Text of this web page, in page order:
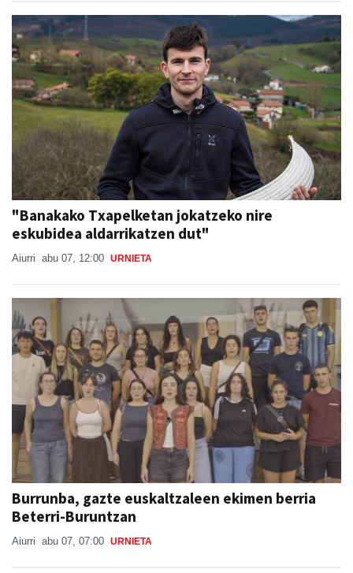
"Banakako Txapelketan jokatzeko nire
eskubidea aldarrikatzen dut"
Aiurri abu 07, 12:00 URNIETA
Burrunba, gazte euskaltzaleen ekimen berria
Beterri-Buruntzan
Aiurri abu 07, 07:00 URNIETA